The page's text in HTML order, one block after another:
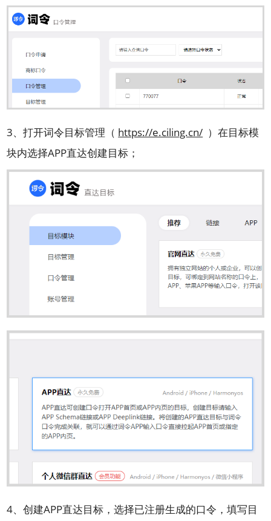
3、打开词令目标管理（ https://e.ciling.cn/ ）在目标模
块内选择APP直达创建目标；
4、创建APP直达目标，选择已注册生成的口令，填写目